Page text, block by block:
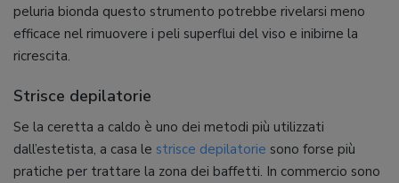
peluria bionda questo strumento potrebbe rivelarsi meno
efficace nel rimuovere i peli superflui del viso e inibirne la
ricrescita.
Strisce depilatorie
Se la ceretta a caldo è uno dei metodi più utilizzati
dall’estetista, a casa le strisce depilatorie sono forse più
pratiche per trattare la zona dei baffetti. In commercio sono